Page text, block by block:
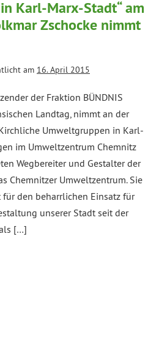
Karl-Marx-Stadt“ am
Zschocke nimmt
am 16. April 2015
der Fraktion BÜNDNIS
Landtag, nimmt an der
Umweltgruppen in Karl-
im Umweltzentrum Chemnitz
Wegbereiter und Gestalter der
Chemnitzer Umweltzentrum. Sie
den beharrlichen Einsatz für
unserer Stadt seit der
[…]